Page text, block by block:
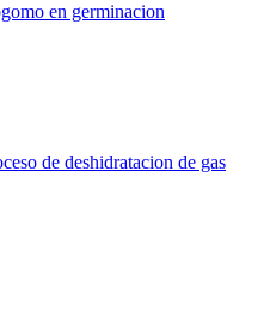
en germinacion
de deshidratacion de gas